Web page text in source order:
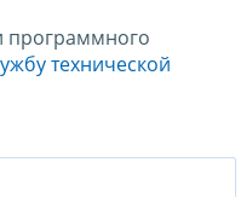
программного
технической